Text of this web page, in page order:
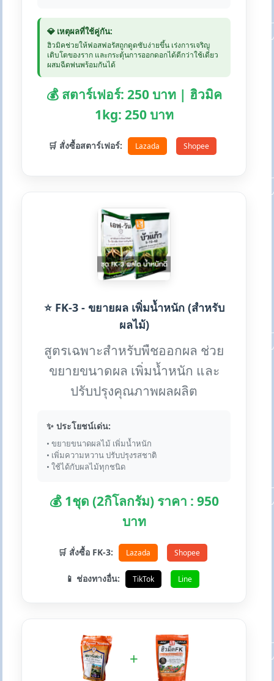
💎 เหตุผลที่ใช้คู่กัน:
ฮิวมิคช่วยให้ฟอสฟอรัสถูกดูดซับง่ายขึ้น เร่งการเจริญ
เติบโตของราก และกระตุ้นการออกดอกได้ดีกว่าใช้เดี่ยว
ผสมฉีดพ่นพร้อมกันได้
💰 สตาร์เฟอร์: 250 บาท | ฮิวมิค
1kg: 250 บาท
🛒 สั่งซื้อสตาร์เฟอร์: Lazada Shopee
⭐ FK-3 - ขยายผล เพิ่มน้ำหนัก (สำหรับ
ผลไม้)
สูตรเฉพาะสำหรับพืชออกผล ช่วย
ขยายขนาดผล เพิ่มน้ำหนัก และ
ปรับปรุงคุณภาพผลผลิต
✨ ประโยชน์เด่น:
• ขยายขนาดผลไม้ เพิ่มน้ำหนัก
• เพิ่มความหวาน ปรับปรุงรสชาติ
• ใช้ได้กับผลไม้ทุกชนิด
💰 1ชุด (2กิโลกรัม) ราคา : 950
บาท
🛒 สั่งซื้อ FK-3: Lazada Shopee
📱 ช่องทางอื่น: TikTok Line
+